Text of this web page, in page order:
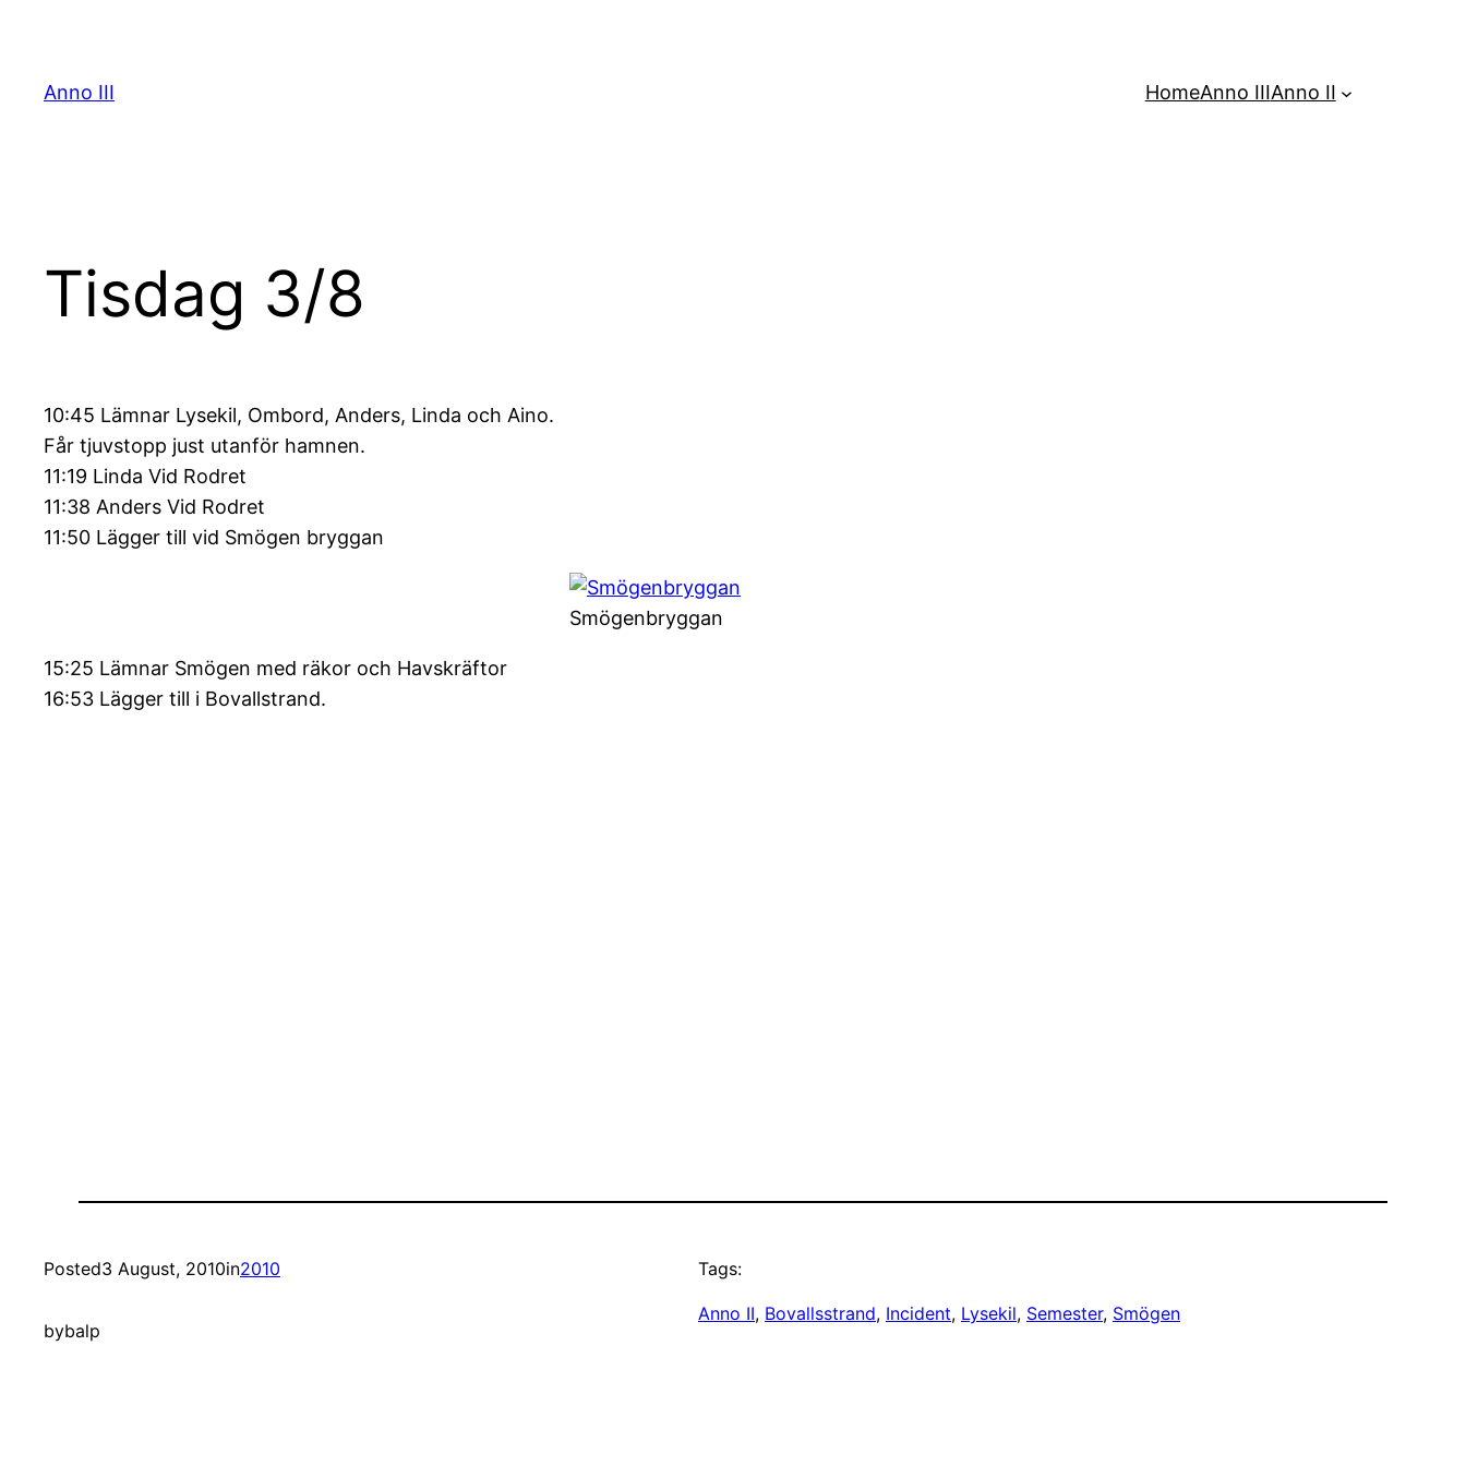
content
Anno III HomeAnno IIIAnno II
Tisdag 3/8
10:45 Lämnar Lysekil, Ombord, Anders, Linda och Aino.
Får tjuvstopp just utanför hamnen.
11:19 Linda Vid Rodret
11:38 Anders Vid Rodret
11:50 Lägger till vid Smögen bryggan
Smögenbryggan
15:25 Lämnar Smögen med räkor och Havskräftor
16:53 Lägger till i Bovallstrand.
Posted3 August, 2010in2010
bybalp
Tags:
Anno II, Bovallsstrand, Incident, Lysekil, Semester, Smögen